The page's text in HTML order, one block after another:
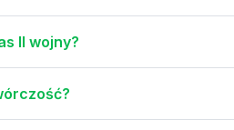
II wojny?